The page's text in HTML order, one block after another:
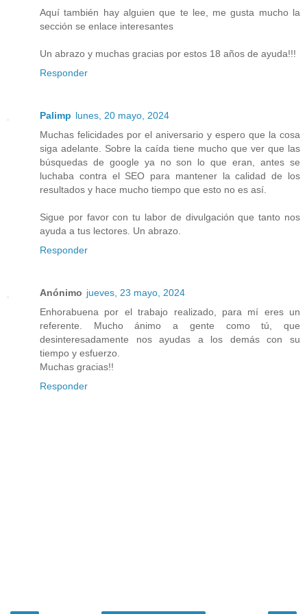
Aquí también hay alguien que te lee, me gusta mucho la
sección se enlace interesantes
Un abrazo y muchas gracias por estos 18 años de ayuda!!!
Responder
Palimp lunes, 20 mayo, 2024
Muchas felicidades por el aniversario y espero que la cosa
siga adelante. Sobre la caída tiene mucho que ver que las
búsquedas de google ya no son lo que eran, antes se
luchaba contra el SEO para mantener la calidad de los
resultados y hace mucho tiempo que esto no es así.
Sigue por favor con tu labor de divulgación que tanto nos
ayuda a tus lectores. Un abrazo.
Responder
Anónimo jueves, 23 mayo, 2024
Enhorabuena por el trabajo realizado, para mí eres un
referente. Mucho ánimo a gente como tú, que
desinteresadamente nos ayudas a los demás con su
tiempo y esfuerzo.
Muchas gracias!!
Responder